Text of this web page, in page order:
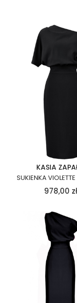
KASIA
SUKIENKA
978,00 zł